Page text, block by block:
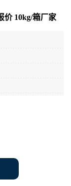
价 10kg/箱厂家